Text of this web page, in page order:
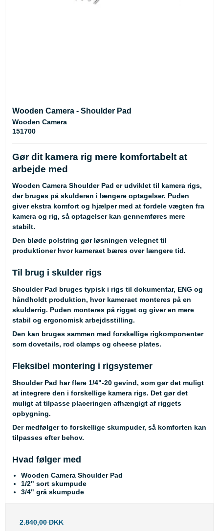
Wooden Camera - Shoulder Pad
Wooden Camera
151700
Gør dit kamera rig mere komfortabelt at
arbejde med
Wooden Camera Shoulder Pad er udviklet til kamera rigs,
der bruges på skulderen i længere optagelser. Puden
giver ekstra komfort og hjælper med at fordele vægten fra
kamera og rig, så optagelser kan gennemføres mere
stabilt.
Den bløde polstring gør løsningen velegnet til
produktioner hvor kameraet bæres over længere tid.
Til brug i skulder rigs
Shoulder Pad bruges typisk i rigs til dokumentar, ENG og
håndholdt produktion, hvor kameraet monteres på en
skulderrig. Puden monteres på rigget og giver en mere
stabil og ergonomisk arbejdsstilling.
Den kan bruges sammen med forskellige rigkomponenter
som dovetails, rod clamps og cheese plates.
Fleksibel montering i rigsystemer
Shoulder Pad har flere 1/4"-20 gevind, som gør det muligt
at integrere den i forskellige kamera rigs. Det gør det
muligt at tilpasse placeringen afhængigt af riggets
opbygning.
Der medfølger to forskellige skumpuder, så komforten kan
tilpasses efter behov.
Hvad følger med
Wooden Camera Shoulder Pad
1/2" sort skumpude
3/4" grå skumpude
2.840,00 DKK